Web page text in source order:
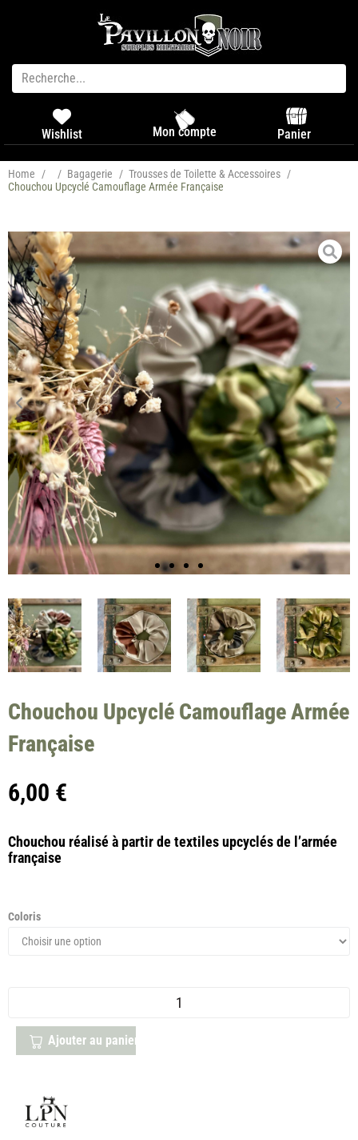
Wishlist Mon compte Panier
Home / / Bagagerie / Trousses de Toilette & Accessoires /
Chouchou Upcyclé Camouflage Armée Française
Chouchou Upcyclé Camouflage Armée
Française
6,00 €
Chouchou réalisé à partir de textiles upcyclés de l’armée
française
Coloris
Ajouter au panier